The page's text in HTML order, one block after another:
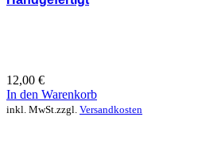
12,00 €
In den Warenkorb
inkl. MwSt.zzgl. Versandkosten